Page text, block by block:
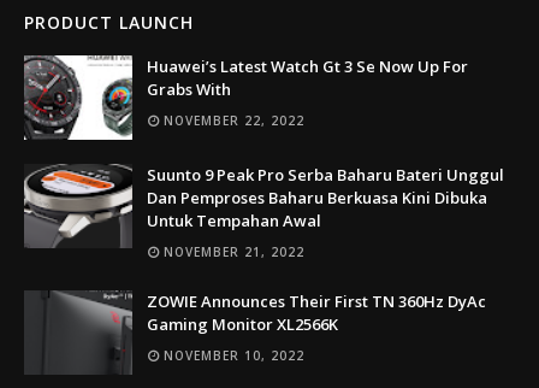
PRODUCT LAUNCH
Huawei’s Latest Watch Gt 3 Se Now Up For
Grabs With
NOVEMBER 22, 2022
Suunto 9 Peak Pro Serba Baharu Bateri Unggul
Dan Pemproses Baharu Berkuasa Kini Dibuka
Untuk Tempahan Awal
NOVEMBER 21, 2022
ZOWIE Announces Their First TN 360Hz DyAc
Gaming Monitor XL2566K
NOVEMBER 10, 2022